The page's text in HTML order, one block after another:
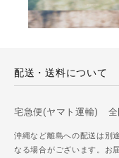
配送・送料について
宅急便(ヤマト運輸) 全
沖縄など離島への配送は別
なる場合がございます。お